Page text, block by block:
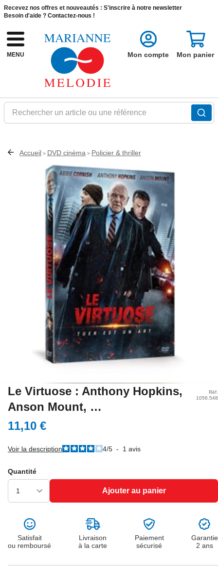
Recevez nos offres et nouveautés : S'inscrire à notre newsletter
Besoin d'aide ? Contactez-nous !
MENU
Rechercher un article ou une référence
Mon compte Mon panier
Accueil > DVD cinéma > Policier & thriller
Le Virtuose : Anthony Hopkins,
Anson Mount, …
Réf.
1056.548
11,10 €
Voir la description 4/5 - 1 avis
Quantité
Ajouter au panier
Satisfait
ou remboursé
Livraison
à la carte
Paiement
sécurisé
Garantie
2 ans